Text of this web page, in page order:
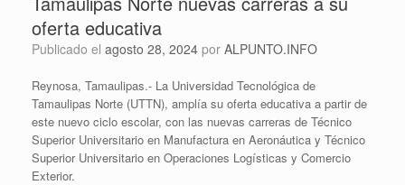
oferta educativa
Publicado el agosto 28, 2024 por ALPUNTO.INFO
Reynosa, Tamaulipas.- La Universidad Tecnológica de
Tamaulipas Norte (UTTN), amplía su oferta educativa a partir de
este nuevo ciclo escolar, con las nuevas carreras de Técnico
Superior Universitario en Manufactura en Aeronáutica y Técnico
Superior Universitario en Operaciones Logísticas y Comercio
Exterior.